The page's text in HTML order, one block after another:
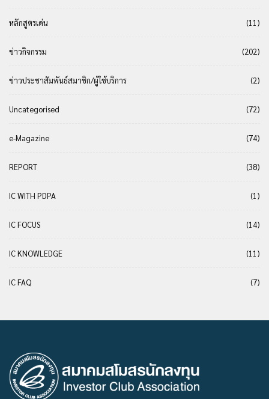
หลักสูตรเด่น (11)
ข่าวกิจกรรม (202)
ข่าวประชาสัมพันธ์สมาชิก/ผู้ใช้บริการ (2)
Uncategorised (72)
e-Magazine (74)
REPORT (38)
IC WITH PDPA (1)
IC FOCUS (14)
IC KNOWLEDGE (11)
IC FAQ (7)